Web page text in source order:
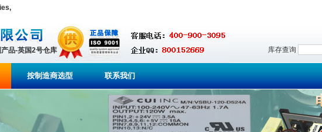
品-英国2号仓库 库存查询
按制造商选型 联系我们